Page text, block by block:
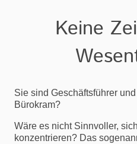
Keine
Sie sind Geschäftsführer
Bürokram?
Wäre es nicht Sinnvoller,
konzentrieren? Das